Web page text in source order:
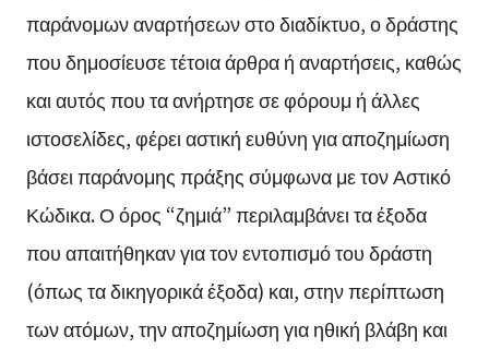
παράνομων αναρτήσεων στο διαδίκτυο, ο δράστης
που δημοσίευσε τέτοια άρθρα ή αναρτήσεις, καθώς
και αυτός που τα ανήρτησε σε φόρουμ ή άλλες
ιστοσελίδες, φέρει αστική ευθύνη για αποζημίωση
βάσει παράνομης πράξης σύμφωνα με τον Αστικό
Κώδικα. Ο όρος “ζημιά” περιλαμβάνει τα έξοδα
που απαιτήθηκαν για τον εντοπισμό του δράστη
(όπως τα δικηγορικά έξοδα) και, στην περίπτωση
των ατόμων, την αποζημίωση για ηθική βλάβη και